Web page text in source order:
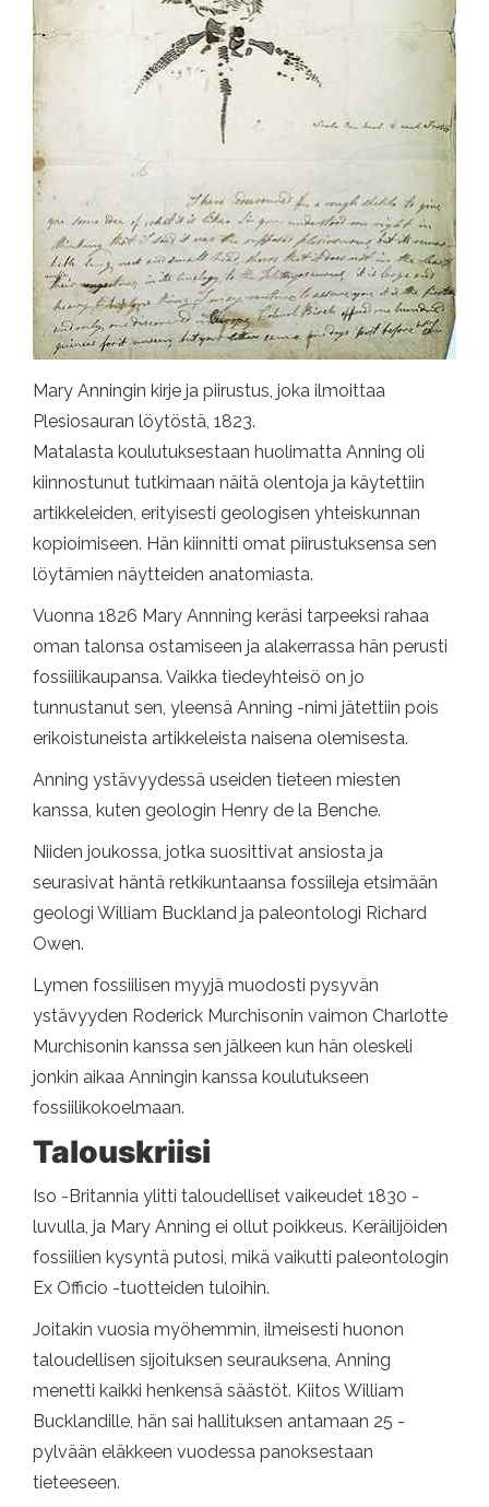
Mary Anningin kirje ja piirustus, joka ilmoittaa
Plesiosauran löytöstä, 1823.
Matalasta koulutuksestaan ​​huolimatta Anning oli
kiinnostunut tutkimaan näitä olentoja ja käytettiin
artikkeleiden, erityisesti geologisen yhteiskunnan
kopioimiseen. Hän kiinnitti omat piirustuksensa sen
löytämien näytteiden anatomiasta.
Vuonna 1826 Mary Annning keräsi tarpeeksi rahaa
oman talonsa ostamiseen ja alakerrassa hän perusti
fossiilikaupansa. Vaikka tiedeyhteisö on jo
tunnustanut sen, yleensä Anning -nimi jätettiin pois
erikoistuneista artikkeleista naisena olemisesta.
Anning ystävyydessä useiden tieteen miesten
kanssa, kuten geologin Henry de la Benche.
Niiden joukossa, jotka suosittivat ansiosta ja
seurasivat häntä retkikuntaansa fossiileja etsimään
geologi William Buckland ja paleontologi Richard
Owen.
Lymen fossiilisen myyjä muodosti pysyvän
ystävyyden Roderick Murchisonin vaimon Charlotte
Murchisonin kanssa sen jälkeen kun hän oleskeli
jonkin aikaa Anningin kanssa koulutukseen
fossiilikokoelmaan.
Talouskriisi
Iso -Britannia ylitti taloudelliset vaikeudet 1830 -
luvulla, ja Mary Anning ei ollut poikkeus. Keräilijöiden
fossiilien kysyntä putosi, mikä vaikutti paleontologin
Ex Officio -tuotteiden tuloihin.
Joitakin vuosia myöhemmin, ilmeisesti huonon
taloudellisen sijoituksen seurauksena, Anning
menetti kaikki henkensä säästöt. Kiitos William
Bucklandille, hän sai hallituksen antamaan 25 -
pylvään eläkkeen vuodessa panoksestaan ​​
tieteeseen.